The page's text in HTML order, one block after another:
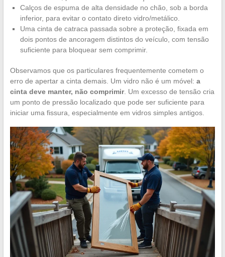
Calços de espuma de alta densidade no chão, sob a borda
inferior, para evitar o contato direto vidro/metálico.
Uma cinta de catraca passada sobre a proteção, fixada em
dois pontos de ancoragem distintos do veículo, com tensão
suficiente para bloquear sem comprimir.
Observamos que os particulares frequentemente cometem o
erro de apertar a cinta demais. Um vidro não é um móvel: a
cinta deve manter, não comprimir. Um excesso de tensão cria
um ponto de pressão localizado que pode ser suficiente para
iniciar uma fissura, especialmente em vidros simples antigos.